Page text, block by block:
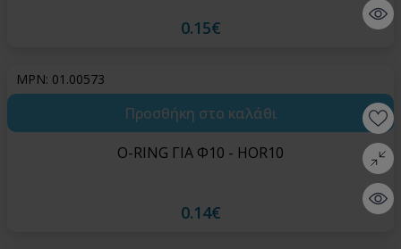
Quick
0.15€
MPN: 01.00573
Quick
Προσθήκη στο καλάθι
O-RING ΓΙΑ Φ10 - HOR10
0.14€